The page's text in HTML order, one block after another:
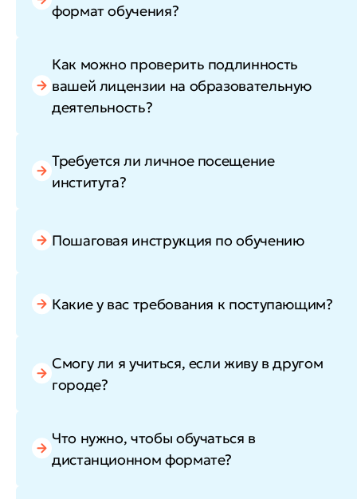
формат обучения?
Как можно проверить подлинность
вашей лицензии на образовательную
деятельность?
Требуется ли личное посещение
института?
Пошаговая инструкция по обучению
Какие у вас требования к поступающим?
Смогу ли я учиться, если живу в другом
городе?
Что нужно, чтобы обучаться в
дистанционном формате?